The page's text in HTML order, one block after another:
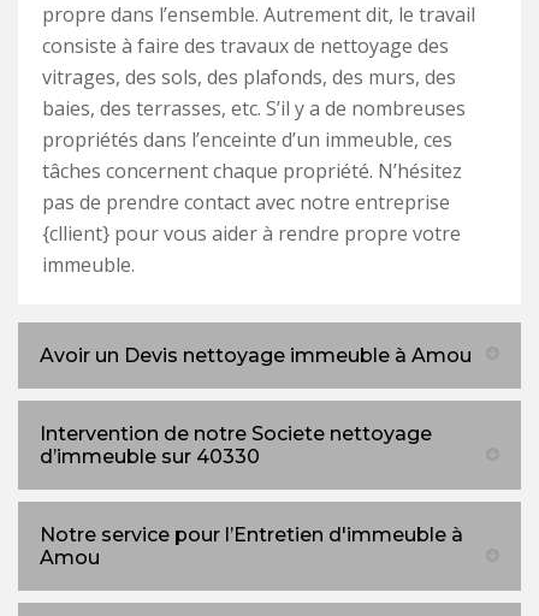
propre dans l’ensemble. Autrement dit, le travail
consiste à faire des travaux de nettoyage des
vitrages, des sols, des plafonds, des murs, des
baies, des terrasses, etc. S’il y a de nombreuses
propriétés dans l’enceinte d’un immeuble, ces
tâches concernent chaque propriété. N’hésitez
pas de prendre contact avec notre entreprise
{cllient} pour vous aider à rendre propre votre
immeuble.
Avoir un Devis nettoyage immeuble à Amou
Intervention de notre Societe nettoyage
d’immeuble sur 40330
Notre service pour l’Entretien d'immeuble à
Amou